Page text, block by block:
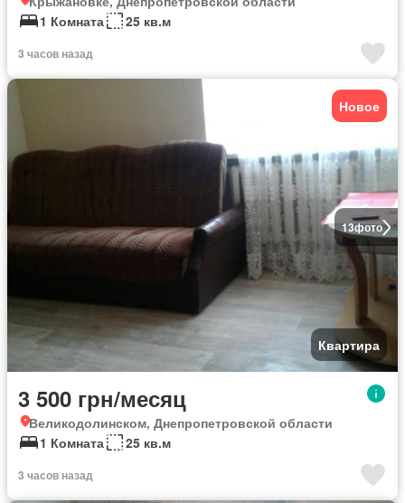
1 Комната
25 кв.м
3 часов назад
13фото
Новое
Квартира
3 500 грн/месяц
Великодолинском, Днепропетровской области
1 Комната
25 кв.м
3 часов назад